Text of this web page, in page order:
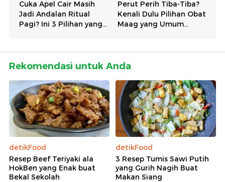
Rekomendasi untuk Anda
detikFood
Resep Beef Teriyaki ala
HokBen yang Enak buat
Bekal Sekolah
detikFood
3 Resep Tumis Sawi Putih
yang Gurih Nagih Buat
Makan Siang